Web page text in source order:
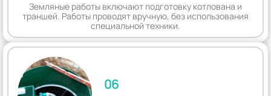
Земляные работы включают подготовку котлована и
траншей. Работы проводят вручную, без использования
специальной техники.
06